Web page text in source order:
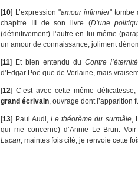
[10] L’expression "amour infirmier" tombe
chapitre III de son livre (D’une
(définitivement) l’autre en lui-même
un amour de connaissance, joliment
[11] Et bien entendu duContre l’éternité
d’Edgar Poë que de Verlaine, mais
[12]C’est avec cette même
grand écrivain, ouvrage dont l’apparition
[13] Paul Audi, Le théorème du surmâle,
qui me concerne) d’Annie Le Brun.
Lacan, maintes fois cité, je renvoie cette